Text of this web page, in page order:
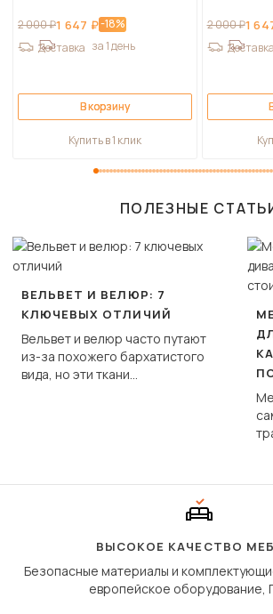
2 000 ₽1 647 ₽-18%
Доставка за 1 день
В корзину
Купить в 1 клик
2 000 ₽1
Доставка
ПОЛЕЗНЫЕ
ВЕЛЬВЕТ И ВЕЛЮР: 7
КЛЮЧЕВЫХ ОТЛИЧИЙ
Вельвет и велюр часто путают
из-за похожего бархатистого
вида, но эти ткани
ВЫСОКОЕ КАЧЕСТВО
Безопасные материалы и
европейское оборудование,